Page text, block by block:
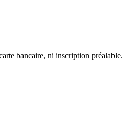
bancaire, ni inscription préalable.